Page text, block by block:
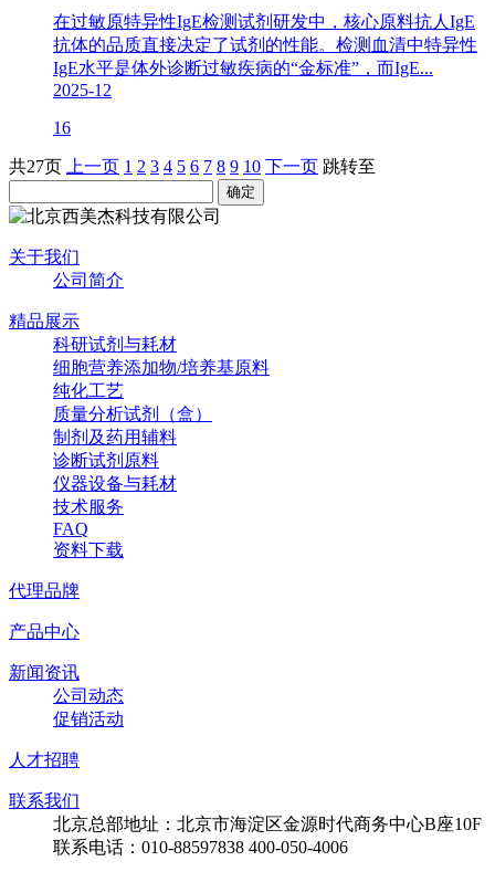
在过敏原特异性IgE检测试剂研发中，核心原料抗人IgE
抗体的品质直接决定了试剂的性能。检测血清中特异性
IgE水平是体外诊断过敏疾病的“金标准”，而IgE...
2025-12
16
共27页 上一页 1 2 3 4 5 6 7 8 9 10 下一页 跳转至
关于我们
公司简介
精品展示
科研试剂与耗材
细胞营养添加物/培养基原料
纯化工艺
质量分析试剂（盒）
制剂及药用辅料
诊断试剂原料
仪器设备与耗材
技术服务
FAQ
资料下载
代理品牌
产品中心
新闻资讯
公司动态
促销活动
人才招聘
联系我们
北京总部地址：北京市海淀区金源时代商务中心B座10F
联系电话：010-88597838 400-050-4006